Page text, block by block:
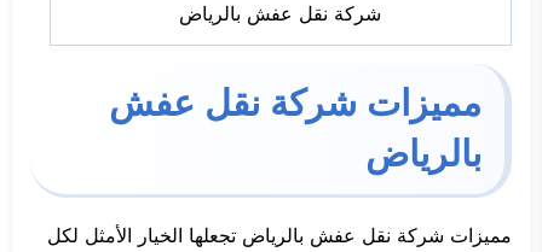
شركة نقل عفش بالرياض
مميزات شركة نقل عفش
بالرياض
مميزات شركة نقل عفش بالرياض تجعلها الخيار الأمثل لكل